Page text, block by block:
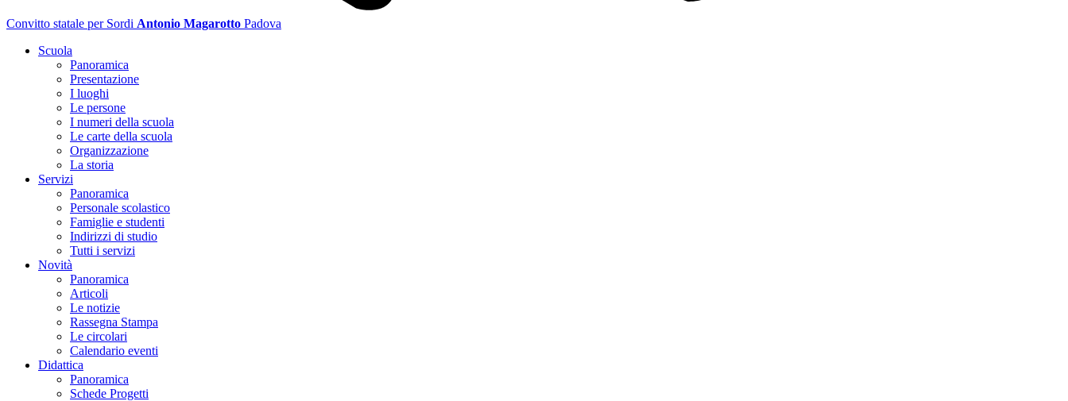
Convitto statale per Sordi Antonio Magarotto Padova
Scuola
Panoramica
Presentazione
I luoghi
Le persone
I numeri della scuola
Le carte della scuola
Organizzazione
La storia
Servizi
Panoramica
Personale scolastico
Famiglie e studenti
Indirizzi di studio
Tutti i servizi
Novità
Panoramica
Articoli
Le notizie
Rassegna Stampa
Le circolari
Calendario eventi
Didattica
Panoramica
Schede Progetti